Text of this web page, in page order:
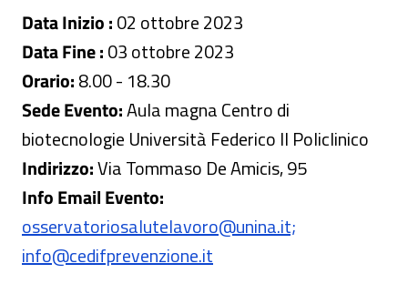
Data Inizio :02 ottobre 2023
Data Fine :03 ottobre 2023
Orario:8.00 - 18.30
Sede Evento:Aula magna Centro di
biotecnologie Università Federico II Policlinico
Indirizzo:Via Tommaso De Amicis, 95
Info Email Evento:
osservatoriosalutelavoro@unina.it;
info@cedifprevenzione.it